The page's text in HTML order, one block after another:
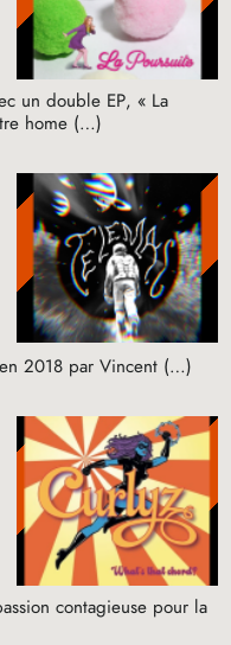
un double EP, « La
home (…)
2018 par Vincent (…)
contagieuse pour la